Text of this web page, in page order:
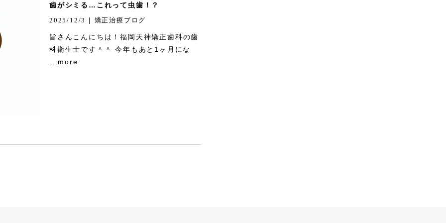
歯がシミる…これって虫歯！？
2025/12/3 | 矯正治療ブログ
皆さんこんにちは！福岡天神矯正歯科の歯
科衛生士です＾＾ 今年もあと1ヶ月にな
...more